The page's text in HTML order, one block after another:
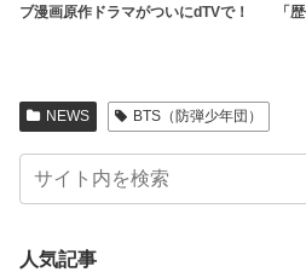
ブ漫画原作ドラマがついにdTVで！
「
NEWS BTS（防弾少年団）
人気記事